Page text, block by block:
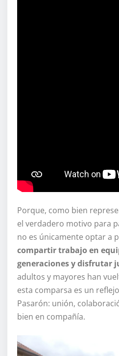
Porque, como bien
el verdadero motivo para
no es únicamente optar a
compartir trabajo en
generaciones y disfrutar
adultos y mayores han
esta comparsa es un
Pasarón: unión,
bien en compañía.